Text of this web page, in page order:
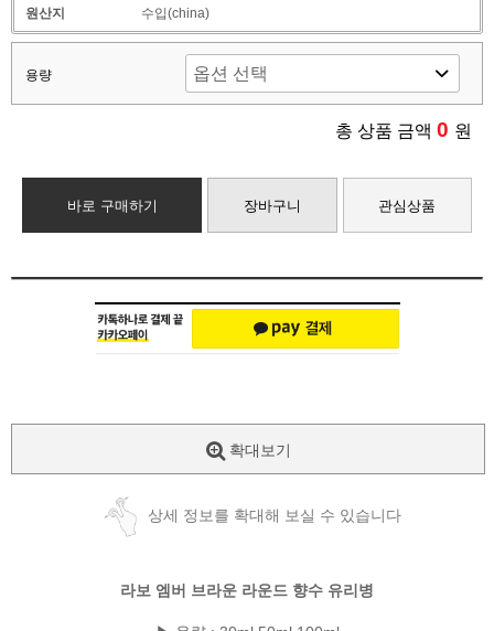
원산지 수입(china)
용량
총 상품 금액 0 원
바로 구매하기 장바구니 관심상품
확대보기
상세 정보를 확대해 보실 수 있습니다
라보 엠버 브라운 라운드 향수 유리병